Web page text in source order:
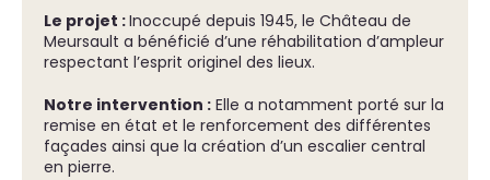
Le projet :Inoccupé depuis 1945, le Château de
Meursault a bénéficié d’une réhabilitation d’ampleur
respectant l’esprit originel des lieux.
Notre intervention : Elle a notamment porté sur la
remise en état et le renforcement des différentes
façades ainsi que la création d’un escalier central
en pierre.